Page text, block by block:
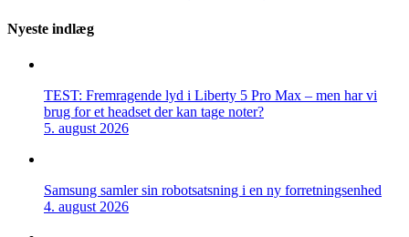
Nyeste indlæg
TEST: Fremragende lyd i Liberty 5 Pro Max – men har vi
brug for et headset der kan tage noter?
5. august 2026
Samsung samler sin robotsatsning i en ny forretningsenhed
4. august 2026